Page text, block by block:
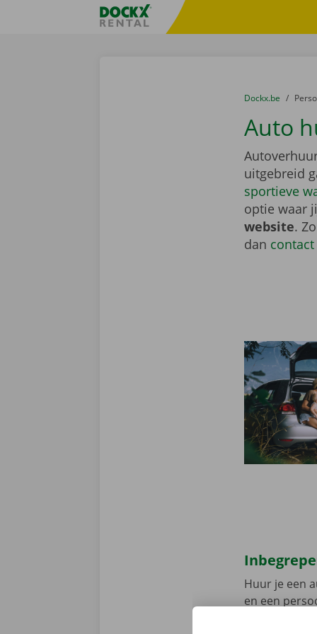
Taalselectie overslaanFratello DEMO
U bevindt zich
van
Dockx.be naar
Auto
uitgebreid
sportieve
optie waar
website.
dan contact
Huur je een
en een